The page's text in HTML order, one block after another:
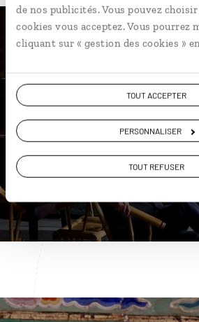
de nos publicités. Vous pouvez
cookies vous acceptez. Vous pourrez
cliquant sur « gestion des cookies »
TOUT ACCEPTER
PERSONNALISER
TOUT REFUSER
Nos 12 idées de
Chine
DÉCOUVRIR